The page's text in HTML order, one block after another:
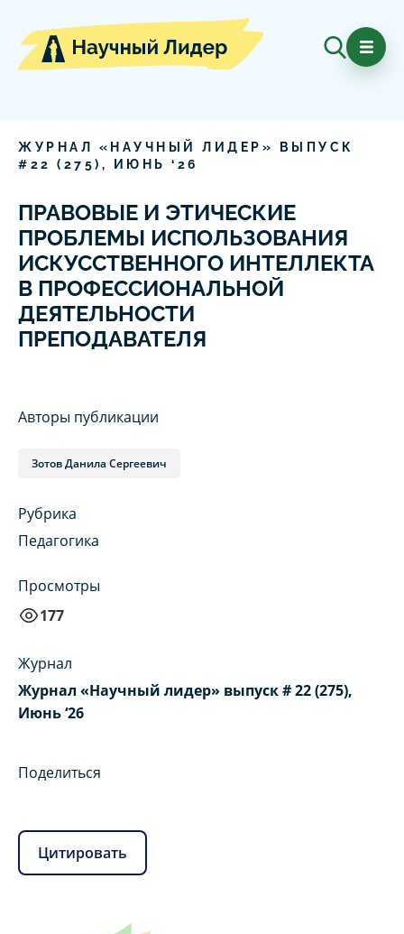
ЖУРНАЛ «НАУЧНЫЙ ЛИДЕР» ВЫПУСК
# 22 ( 275), ИЮНЬ ‘ 26
ПРАВОВЫЕ И ЭТИЧЕСКИЕ
ПРОБЛЕМЫ ИСПОЛЬЗОВАНИЯ
ИСКУССТВЕННОГО ИНТЕЛЛЕКТА
В ПРОФЕССИОНАЛЬНОЙ
ДЕЯТЕЛЬНОСТИ
ПРЕПОДАВАТЕЛЯ
Авторы публикации
Зотов Данила Сергеевич
Рубрика
Педагогика
Просмотры
177
Журнал
Журнал «Научный лидер» выпуск # 22 (275),
Июнь ‘26
Поделиться
Цитировать